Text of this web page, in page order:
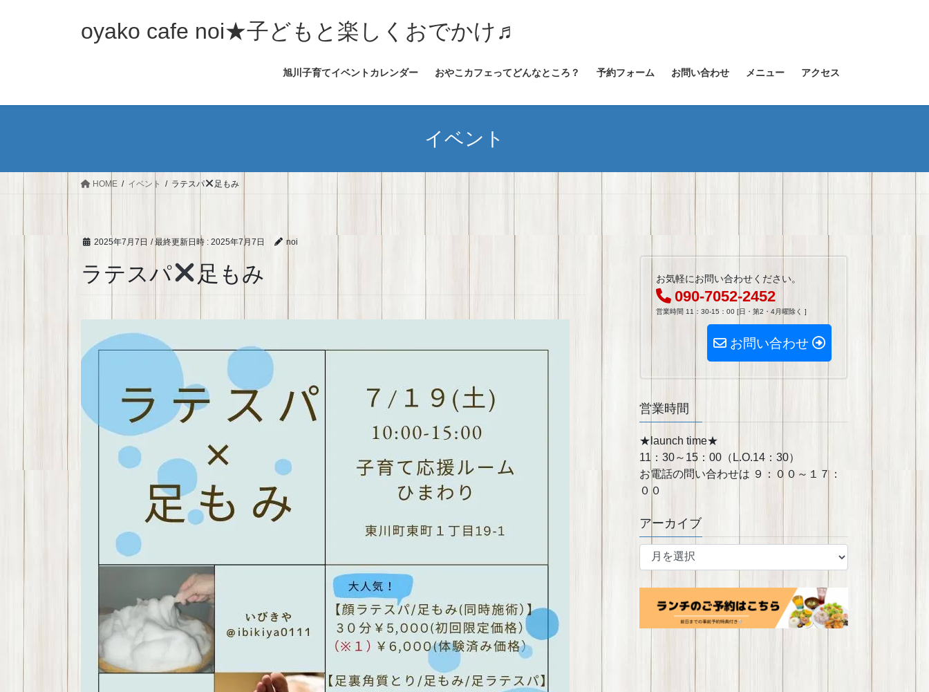
ス
ン
oyako cafe noi★子どもと楽しくおでかけ♬
旭川子育てイベントカレンダー おやこカフェってどんなところ？ 予約フォーム お問い合わせ メニュー アクセス
イベント
HOME イベント ラテスパ 足もみ
2025年7月7日 / 最終更新日時 : 2025年7月7日 noi
ラテスパ 足もみ お気軽にお問い合わせください。
090-7052-2452
営業時間 11：30-15：00 [日・第2・4月曜除く ]
お問い合わせ
営業時間
★launch time★
11：30～15：00（L.O.14：30）
お電話の問い合わせは ９：００～１７：
００
アーカイブ
ア